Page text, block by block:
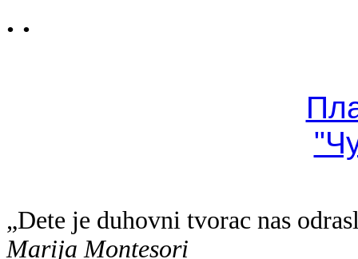
. .
„Dete je duhovni tvorac nas
Marija Montesori